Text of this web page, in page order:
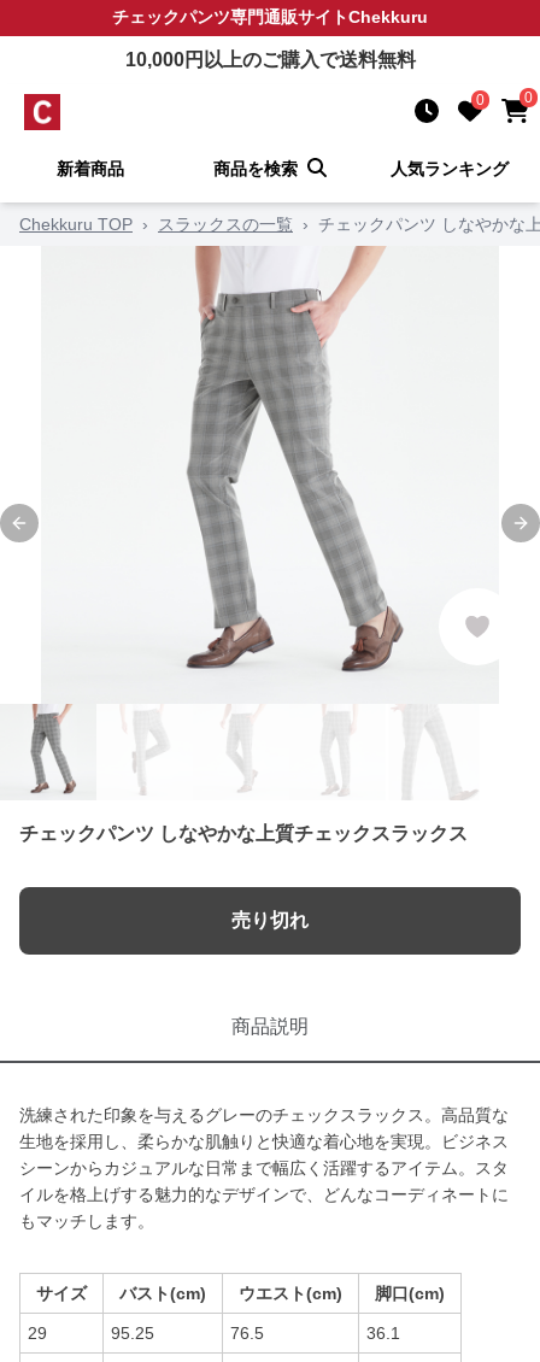
チェックパンツ専門通販サイトChekkuru
10,000円以上のご購入で送料無料
0 0
新着商品 商品を検索 人気ランキング
Chekkuru TOP › スラックスの一覧 › チェックパンツ しなやかな
Previous slide
チェックパンツ しなやかな上質チェックスラックス
売り切れ
商品説明
洗練された印象を与えるグレーのチェックスラックス。高品質な
生地を採用し、柔らかな肌触りと快適な着心地を実現。ビジネス
シーンからカジュアルな日常まで幅広く活躍するアイテム。スタ
イルを格上げする魅力的なデザインで、どんなコーディネートに
もマッチします。
サイズ バスト(cm) ウエスト(cm) 脚口(cm)
29 95.25 76.5 36.1